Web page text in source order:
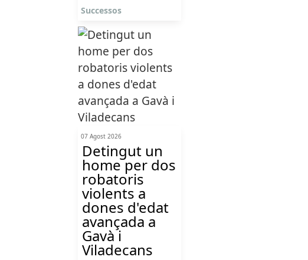
Successos
07 Agost 2026
Detingut un
home per dos
robatoris
violents a
dones d'edat
avançada a
Gavà i
Viladecans